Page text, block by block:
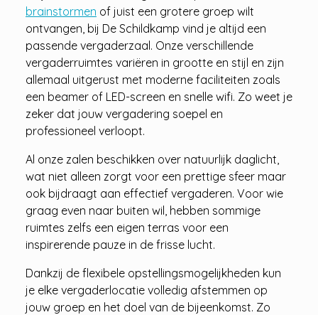
brainstormen of juist een grotere groep wilt
ontvangen, bij De Schildkamp vind je altijd een
passende vergaderzaal. Onze verschillende
vergaderruimtes variëren in grootte en stijl en zijn
allemaal uitgerust met moderne faciliteiten zoals
een beamer of LED-screen en snelle wifi. Zo weet je
zeker dat jouw vergadering soepel en
professioneel verloopt.
Al onze zalen beschikken over natuurlijk daglicht,
wat niet alleen zorgt voor een prettige sfeer maar
ook bijdraagt aan effectief vergaderen. Voor wie
graag even naar buiten wil, hebben sommige
ruimtes zelfs een eigen terras voor een
inspirerende pauze in de frisse lucht.
Dankzij de flexibele opstellingsmogelijkheden kun
je elke vergaderlocatie volledig afstemmen op
jouw groep en het doel van de bijeenkomst. Zo